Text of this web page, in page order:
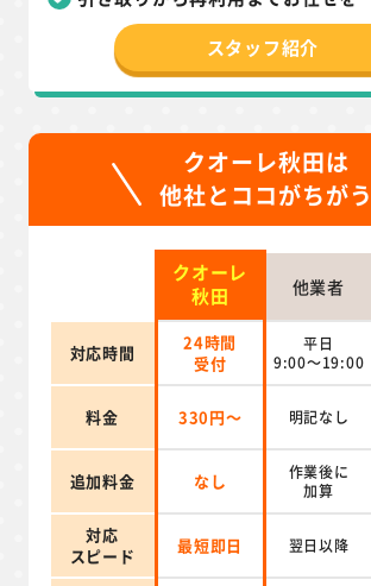
スタッフ紹介
クオーレ秋田は
他社とココがちがう
クオーレ
秋田
他業者
対応時間
24時間
受付
平日
9:00～19:00
料金 330円～ 明記なし
追加料金 なし
作業後に
加算
対応
スピード
最短即日 翌日以降